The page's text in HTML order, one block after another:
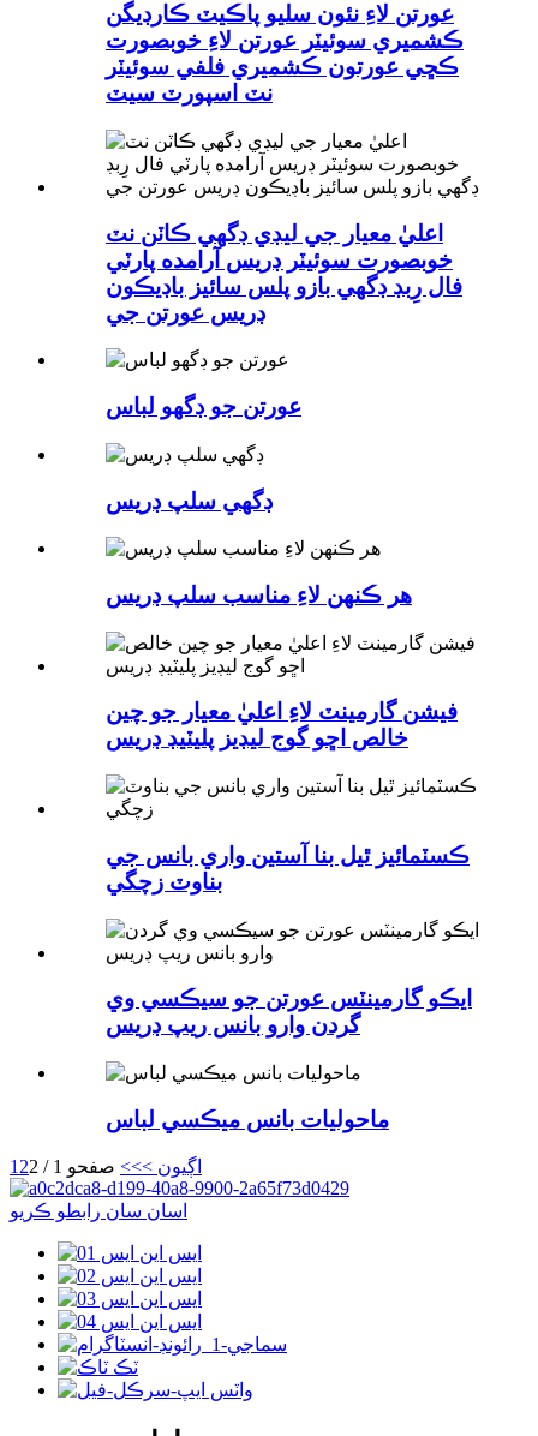
عورتن لاءِ نئون سليو پاڪيٽ ڪارڊيگن
ڪشميري سوئيٽر عورتن لاءِ خوبصورت
ڪڇي عورتون ڪشميري فلفي سوئيٽر
نٽ اسپورٽ سيٽ
اعليٰ معيار جي ليڊي ڊگھي ڪاٽن نٽ
خوبصورت سوئيٽر ڊريس آرامده پارٽي
فال رِبڊ ڊگھي بازو پلس سائيز باڊيڪون
ڊريس عورتن جي
عورتن جو ڊگهو لباس
ڊگھي سلپ ڊريس
هر ڪنهن لاءِ مناسب سلپ ڊريس
فيشن گارمينٽ لاءِ اعليٰ معيار جو چين
خالص اڇو گوج ليڊيز پليٽيڊ ڊريس
ڪسٽمائيز ٿيل بنا آستين واري بانس جي
بناوٽ زچگي
ايڪو گارمينٽس عورتن جو سيڪسي وي
گردن وارو بانس ريپ ڊريس
ماحوليات بانس ميڪسي لباس
12 اڳيون >>> صفحو 1 / 2
اسان سان رابطو ڪريو